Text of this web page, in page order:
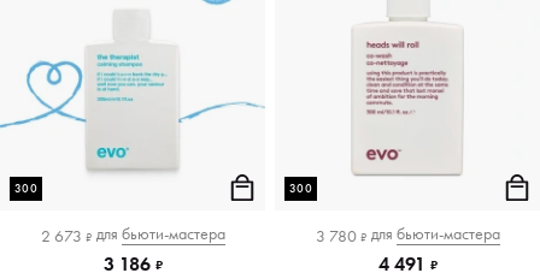
300
2 673 ₽ для бьюти-мастера
3 186 ₽
300
3 780 ₽ для бьюти-мастера
4 491 ₽